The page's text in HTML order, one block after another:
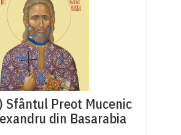
Sfântul Preot Mucenic
din Basarabia